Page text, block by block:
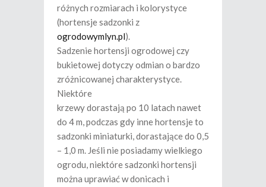
różnych rozmiarach i kolorystyce
(hortensje sadzonki z
ogrodowymlyn.pl).
Sadzenie hortensji ogrodowej czy
bukietowej dotyczy odmian o bardzo
zróżnicowanej charakterystyce.
Niektóre
krzewy dorastają po 10 latach nawet
do 4 m, podczas gdy inne hortensje to
sadzonki miniaturki, dorastające do 0,5
– 1,0 m. Jeśli nie posiadamy wielkiego
ogrodu, niektóre sadzonki hortensji
można uprawiać w donicach i